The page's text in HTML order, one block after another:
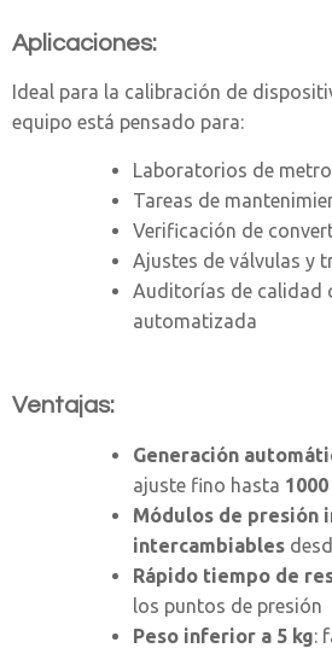
Aplicaciones:
Ideal para la calibración de
equipo está pensado para:
Laboratorios de
Tareas de
Verificación de
Ajustes de válvulas y
Auditorías de calidad
automatizada
Ventajas:
Generación
ajuste fino hasta
Módulos de presión
intercambiables
Rápido tiempo de
los puntos de presión
Peso inferior a 5 kg: